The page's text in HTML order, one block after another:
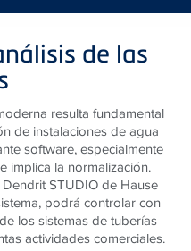
de las
resulta fundamental
de instalaciones de agua
software, especialmente
implica la normalización.
STUDIO de Hause
podrá controlar con
los sistemas de tuberías
actividades comerciales.